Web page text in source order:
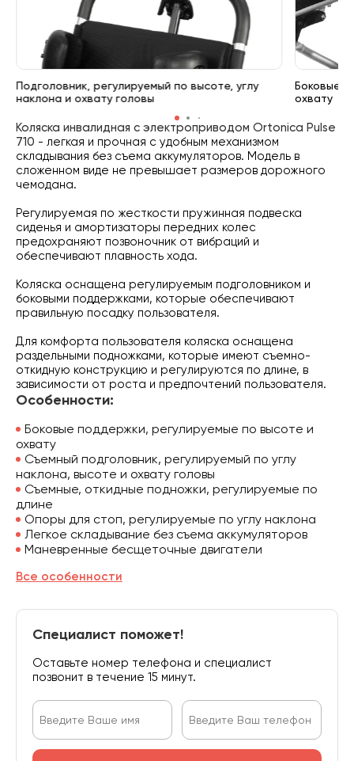
Подголовник, регулируемый по высоте, углу
наклона и охвату головы
Боковые
охвату
Коляска инвалидная с электроприводом Ortonica Pulse
710 - легкая и прочная с удобным механизмом
складывания без съема аккумуляторов. Модель в
сложенном виде не превышает размеров дорожного
чемодана.
Регулируемая по жесткости пружинная подвеска
сиденья и амортизаторы передних колес
предохраняют позвоночник от вибраций и
обеспечивают плавность хода.
Коляска оснащена регулируемым подголовником и
боковыми поддержками, которые обеспечивают
правильную посадку пользователя.
Для комфорта пользователя коляска оснащена
раздельными подножками, которые имеют съемно-
откидную конструкцию и регулируются по длине, в
зависимости от роста и предпочтений пользователя.
Особенности:
Боковые поддержки, регулируемые по высоте и
охвату
Съемный подголовник, регулируемый по углу
наклона, высоте и охвату головы
Съемные, откидные подножки, регулируемые по
длине
Опоры для стоп, регулируемые по углу наклона
Легкое складывание без съема аккумуляторов
Маневренные бесщеточные двигатели
Все особенности
Специалист поможет!
Оставьте номер телефона и специалист
позвонит в течение 15 минут.